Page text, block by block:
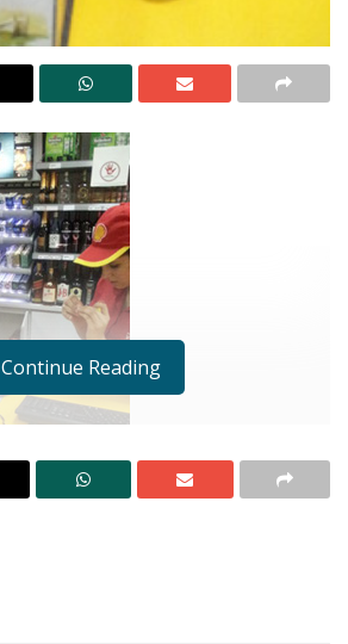
Continue Reading